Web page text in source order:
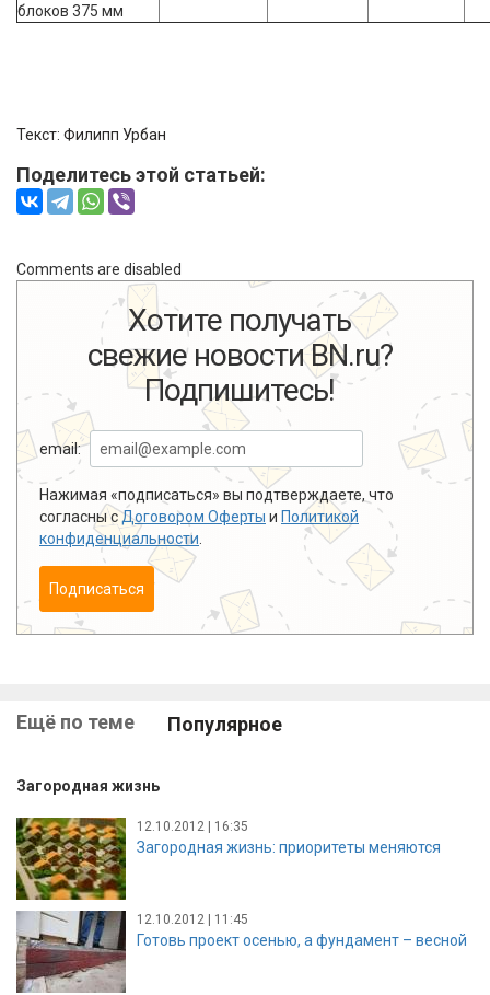
блоков 375 мм
Текст: Филипп Урбан
Поделитесь этой статьей:
Comments are disabled
Хотите получать
свежие новости BN.ru?
Подпишитесь!
email:
Нажимая «подписаться» вы подтверждаете, что
согласны сДоговором Оферты и Политикой
конфиденциальности
Подписаться
Ещё по теме Популярное
Загородная жизнь
12.10.2012 | 16:35
Загородная жизнь: приоритеты меняются
12.10.2012 | 11:45
Готовь проект осенью, а фундамент – весной